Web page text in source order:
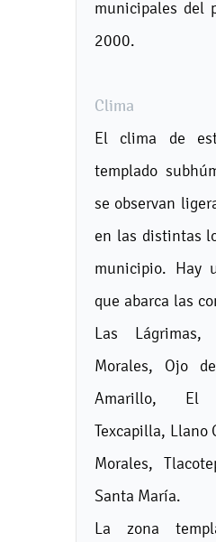
municipales del
2000.
Clima
El clima de
templado
se observan
en las distintas
municipio. Hay
que abarca las
Las Lágrimas,
Morales, Ojo
Amarillo, El
Texcapilla, Llano
Morales,
Santa María.
La zona